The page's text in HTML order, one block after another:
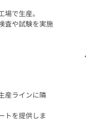
で生産。
査や試験を実施
産ラインに隣
トを提供しま